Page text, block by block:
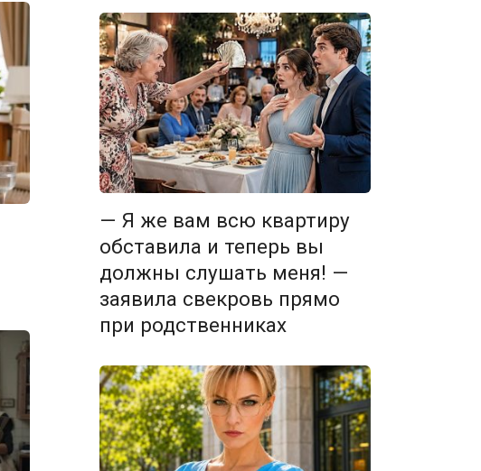
— Я же вам всю квартиру
обставила и теперь вы
должны слушать меня! —
заявила свекровь прямо
при родственниках